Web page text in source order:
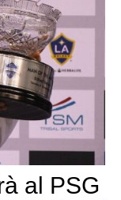
al PSG